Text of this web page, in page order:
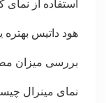
استفاده از نمای
هود داتیس بهتره
بررسی میزان
نمای مینرال